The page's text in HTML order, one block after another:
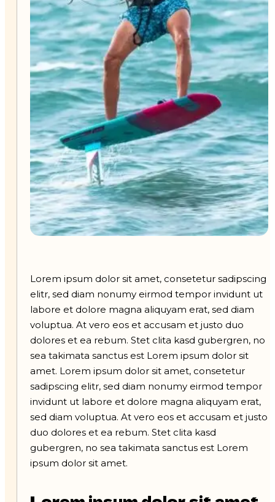
Lorem ipsum dolor sit amet, consetetur sadipscing
elitr, sed diam nonumy eirmod tempor invidunt ut
labore et dolore magna aliquyam erat, sed diam
voluptua. At vero eos et accusam et justo duo
dolores et ea rebum. Stet clita kasd gubergren, no
sea takimata sanctus est Lorem ipsum dolor sit
amet. Lorem ipsum dolor sit amet, consetetur
sadipscing elitr, sed diam nonumy eirmod tempor
invidunt ut labore et dolore magna aliquyam erat,
sed diam voluptua. At vero eos et accusam et justo
duo dolores et ea rebum. Stet clita kasd
gubergren, no sea takimata sanctus est Lorem
ipsum dolor sit amet.